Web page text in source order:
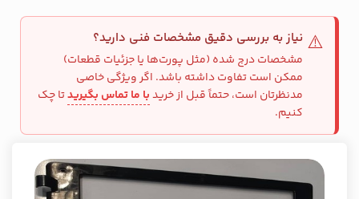
⚠️ نیاز به بررسی دقیق مشخصات فنی دارید؟
مشخصات درج شده (مثل پورت‌ها یا جزئیات قطعات)
ممکن است تفاوت داشته باشد. اگر ویژگی خاصی
مدنظرتان است، حتماً قبل از خریدبا ما تماس بگیریدتا چک
کنیم.